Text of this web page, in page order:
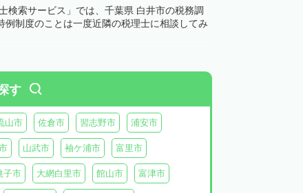
検索サービス」では、千葉県 白井市の税務調
制度のことは一度近隣の税理士に相談してみ
す
山市 佐倉市 習志野市 浦安市
山武市 袖ケ浦市 富里市
子市 大網白里市 館山市 富津市